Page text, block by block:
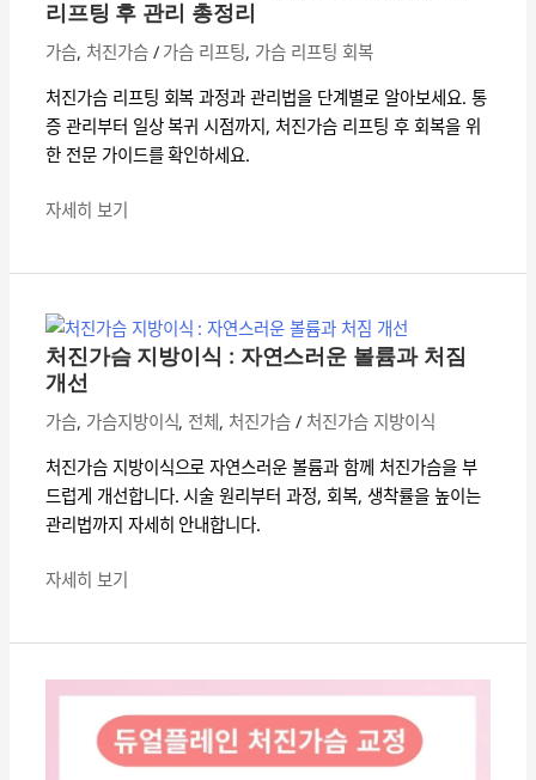
리
프
팅
타
이
밍
리프팅 후 관리 총정리
가슴, 처진가슴/ 가슴 리프팅, 가슴 리프팅 회복
처진가슴 리프팅 회복 과정과 관리법을 단계별로 알아보세요. 통
증 관리부터 일상 복귀 시점까지, 처진가슴 리프팅 후 회복을 위
한 전문 가이드를 확인하세요.
리
팅
회
복
과
가
진
가
슴
리
프
팅
후
관
총
리
자세히 보기
처진가슴 지방이식 : 자연스러운 볼륨과 처짐
개선
가슴, 가슴지방이식, 전체, 처진가슴 / 처진가슴 지방이식
처진가슴 지방이식으로 자연스러운 볼륨과 함께 처진가슴을 부
드럽게 개선합니다. 시술 원리부터 과정, 회복, 생착률을 높이는
관리법까지 자세히 안내합니다.
진
가
슴
방
이
식
:
연
자세히 보기
진